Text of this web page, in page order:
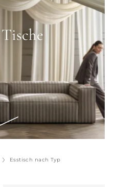
Esstisch nach Typ